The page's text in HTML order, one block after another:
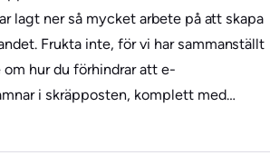
lagt ner så mycket arbete på att skapa
Frukta inte, för vi har sammanställt
hur du förhindrar att e-
i skräpposten, komplett med…